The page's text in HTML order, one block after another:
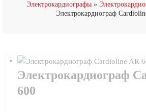
Электрокардиографы
Электрокардиограф
Электрокардиограф
600